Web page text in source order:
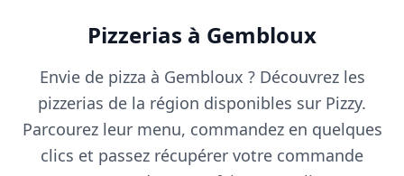
Pizzerias à Gembloux
Envie de pizza à Gembloux ? Découvrez les
pizzerias de la région disponibles sur Pizzy.
Parcourez leur menu, commandez en quelques
clics et passez récupérer votre commande